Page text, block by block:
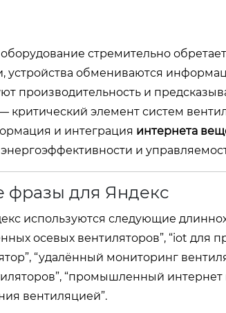
стремительно
обмениваются
производительность и
критический элемент систем
и интеграция интернета
и
фразы для Яндекс
используются следующие
осевых вентиляторов”, “iot для
“удалённый мониторинг
“промышленный интернет
вентиляцией”.